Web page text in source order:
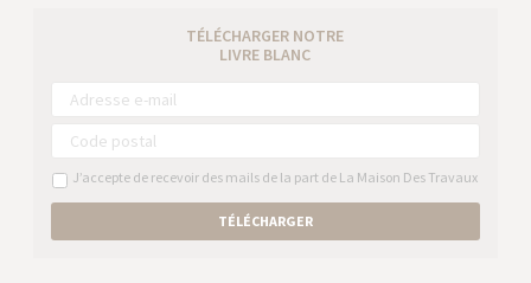
TÉLÉCHARGER NOTRE
LIVRE BLANC
J’accepte de recevoir des mails de la part de La Maison Des Travaux
TÉLÉCHARGER